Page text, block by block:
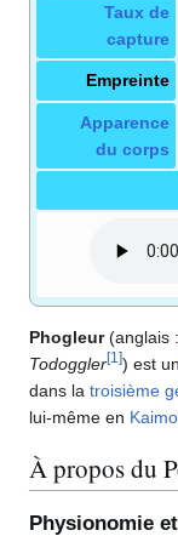
Taux de
capture
Empreinte
Apparence
du corps
Phogleur(anglais :
Todoggler[1 ]) est un
dans la troisième
lui-même en
À propos du
Physionomie